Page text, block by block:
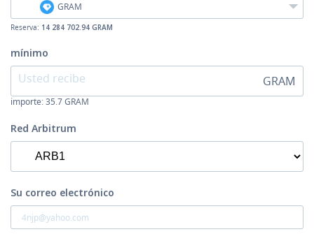
GRAM
Reserva: 14 284 702.94 GRAM
mínimo
GRAM
importe:35.7GRAM
Red Arbitrum
Su correo electrónico